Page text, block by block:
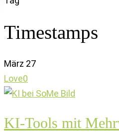
Timestamps
März 27
Love0
KI-Tools mit